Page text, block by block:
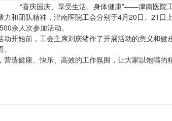
“喜庆国庆、享受生活、身体健康”——津南医院
和团队精神，津南医院工会分别于4月20日、21日
余人次参加活动。
开始前，工会主席刘庆绪作了开展活动的意义和健
造健康、快乐、高效的工作氛围，让大家以饱满的